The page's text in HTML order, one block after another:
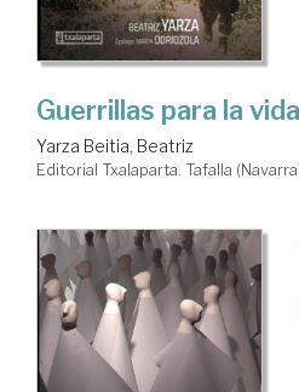
Guerrillas para la vida
Yarza Beitia, Beatriz
Editorial Txalaparta. Tafalla